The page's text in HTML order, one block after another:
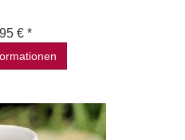
€ *